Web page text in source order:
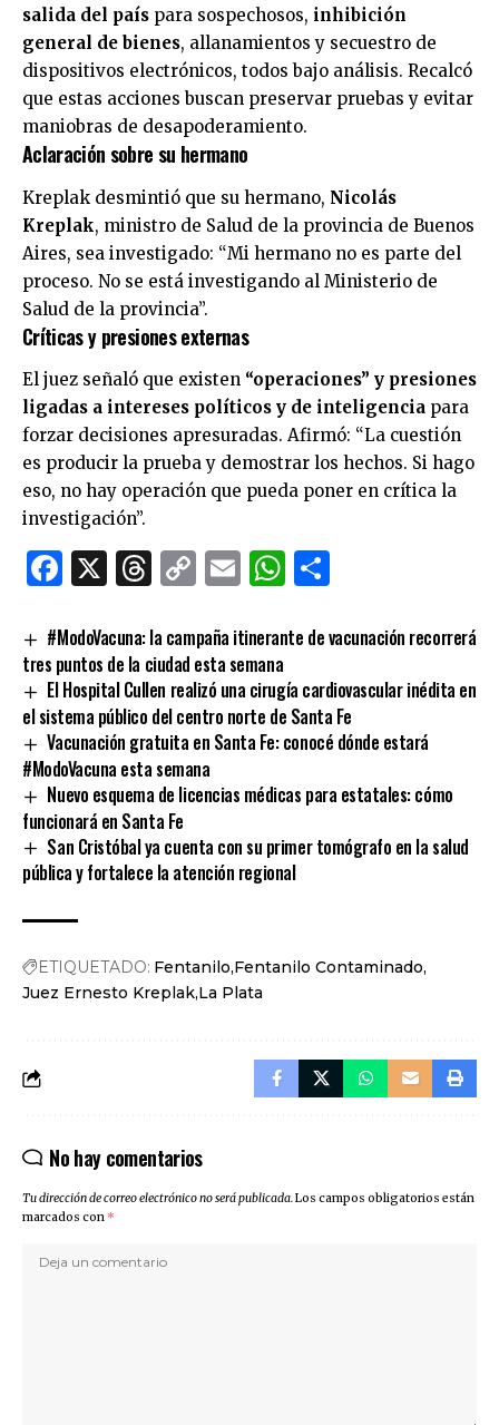
salida del país para sospechosos, inhibición
general de bienes, allanamientos y secuestro de
dispositivos electrónicos, todos bajo análisis. Recalcó
que estas acciones buscan preservar pruebas y evitar
maniobras de desapoderamiento.
Aclaración sobre su hermano
Kreplak desmintió que su hermano, Nicolás
Kreplak, ministro de Salud de la provincia de Buenos
Aires, sea investigado: “Mi hermano no es parte del
proceso. No se está investigando al Ministerio de
Salud de la provincia”.
Críticas y presiones externas
El juez señaló que existen “operaciones” y presiones
ligadas a intereses políticos y de inteligencia para
forzar decisiones apresuradas. Afirmó: “La cuestión
es producir la prueba y demostrar los hechos. Si hago
eso, no hay operación que pueda poner en crítica la
investigación”.
Facebook
X Threads
CopyEmailWhatsApp
#ModoVacuna: la campaña itinerante de vacunación recorrerá
tres puntos de la ciudad esta semana
El Hospital Cullen realizó una cirugía cardiovascular inédita en
el sistema público del centro norte de Santa Fe
Vacunación gratuita en Santa Fe: conocé dónde estará
#ModoVacuna esta semana
Nuevo esquema de licencias médicas para estatales: cómo
funcionará en Santa Fe
San Cristóbal ya cuenta con su primer tomógrafo en la salud
pública y fortalece la atención regional
ETIQUETADO: Fentanilo Fentanilo Contaminado
Juez Ernesto Kreplak La Plata
No hay comentarios
Tu dirección de correo electrónico no será publicada.Los campos obligatorios están
marcados con *